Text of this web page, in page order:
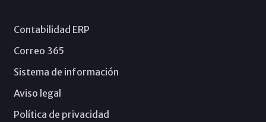
Contabilidad ERP
Correo 365
Sistema de información
Aviso legal
Política de privacidad